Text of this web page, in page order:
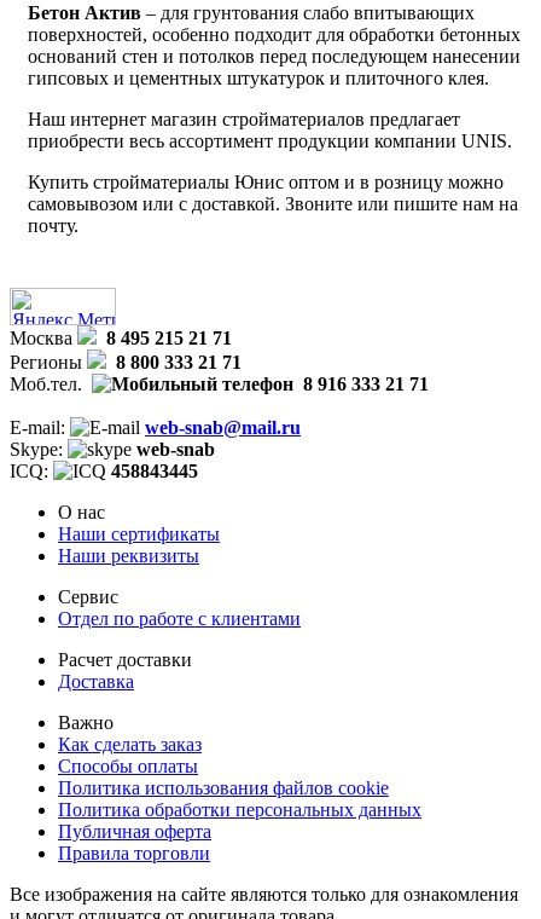
Бетон Актив – для грунтования слабо впитывающих
поверхностей, особенно подходит для обработки бетонных
оснований стен и потолков перед последующем нанесении
гипсовых и цементных штукатурок и плиточного клея.
Наш интернет магазин стройматериалов предлагает
приобрести весь ассортимент продукции компании UNIS.
Купить стройматериалы Юнис оптом и в розницу можно
самовывозом или с доставкой. Звоните или пишите нам на
почту.
Москва
8 495 215 21 71
Регионы
8 800 333 21 71
Моб.тел.
8 916 333 21 71
E-mail:
web-snab@mail.ru
Skype:
web-snab
ICQ:
458843445
О нас
Наши сертификаты
Наши реквизиты
Сервис
Отдел по работе с клиентами
Расчет доставки
Доставка
Важно
Как сделать заказ
Способы оплаты
Политика использования файлов cookie
Политика обработки персональных данных
Публичная оферта
Правила торговли
Все изображения на сайте являются только для ознакомления